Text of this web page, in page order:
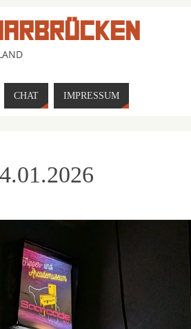
CHAT IMPRESSUM